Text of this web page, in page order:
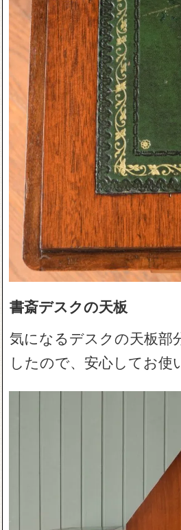
書斎デスクの天板
気になるデスクの天板部
したので、安心してお使